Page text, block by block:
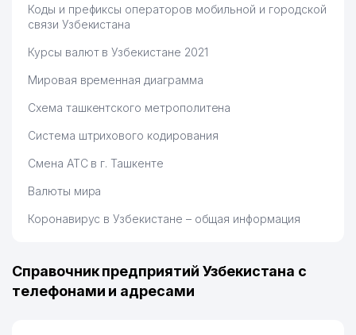
Коды и префиксы операторов мобильной и городской
связи Узбекистана
Курсы валют в Узбекистане 2021
Мировая временная диаграмма
Схема ташкентского метрополитена
Система штрихового кодирования
Смена АТС в г. Ташкенте
Валюты мира
Коронавирус в Узбекистане – общая информация
Справочник предприятий Узбекистана с
телефонами и адресами